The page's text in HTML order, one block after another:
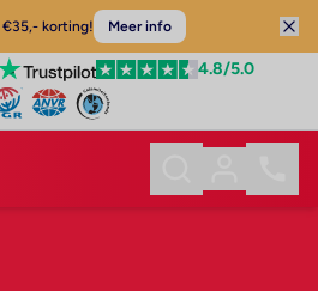
korting! Meer info
4.8/5.0